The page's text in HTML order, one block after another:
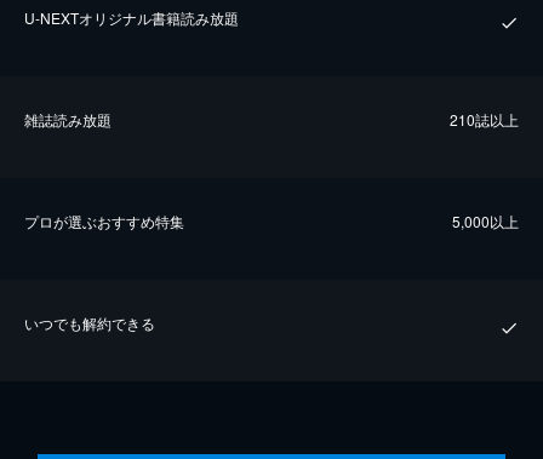
U-NEXTオリジナル書籍読み放題
雑誌読み放題 210誌以上
プロが選ぶおすすめ特集 5,000以上
いつでも解約できる